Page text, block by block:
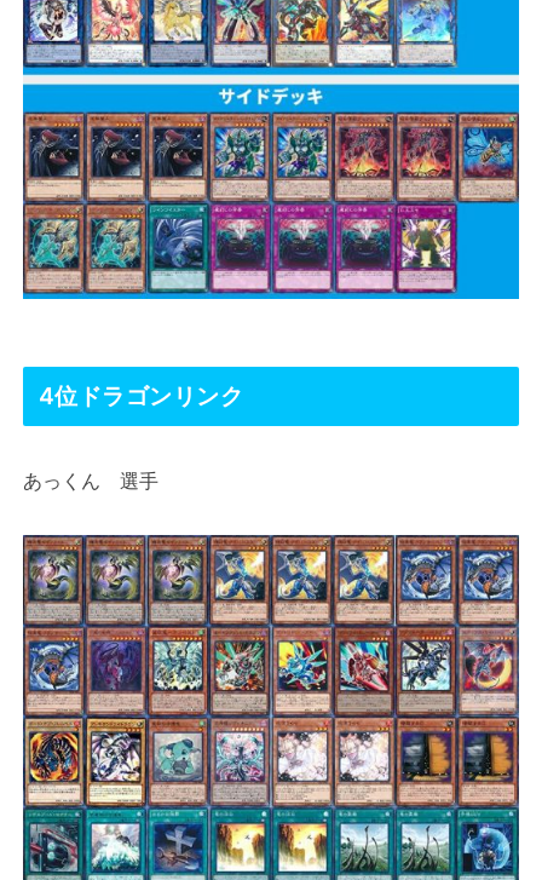
4位ドラゴンリンク
あっくん 選手